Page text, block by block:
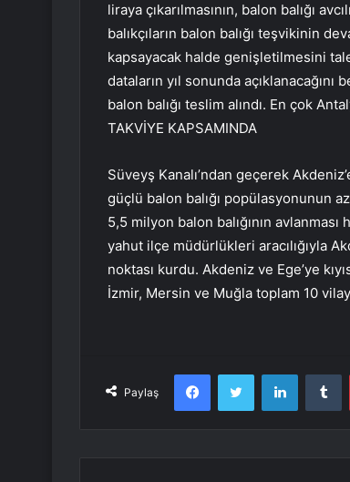
liraya çıkarılmasının, balon balığı
balıkçıların balon balığı teşvikinin
kapsayacak halde genişletilmesini
dataların yıl sonunda
balon balığı teslim alındı. En çok
TAKVİYE KAPSAMINDA
Süveyş Kanalı’ndan geçerek
güçlü balon balığı popülasyonunun
5,5 milyon balon balığının
yahut ilçe müdürlükleri aracılığıyla
noktası kurdu. Akdeniz ve Ege’ye
İzmir, Mersin ve Muğla toplam 10
Paylaş
FacebookTwitter LinkedIn